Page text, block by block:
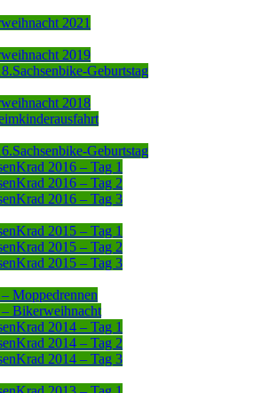
2021
2019
Geburtstag
2018
Geburtstag
2016 – Tag 1
2016 – Tag 2
2016 – Tag 3
2015 – Tag 1
2015 – Tag 2
2015 – Tag 3
Moppedrennen
– Bikerweihnacht
2014 – Tag 1
2014 – Tag 2
2014 – Tag 3